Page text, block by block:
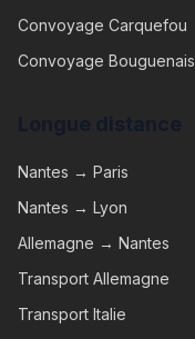
Convoyage Carquefou
Convoyage Bouguenais
Nantes → Paris
Nantes → Lyon
Allemagne → Nantes
Transport Allemagne
Transport Italie